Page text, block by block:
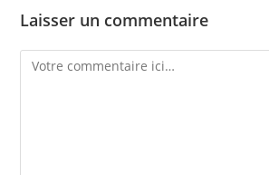
Laisser un commentaire